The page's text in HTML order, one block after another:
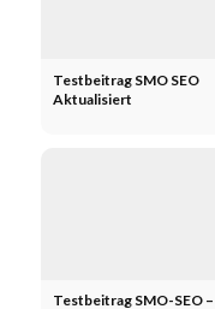
Testbeitrag SMO SEO
Aktualisiert
Testbeitrag SMO-SEO –